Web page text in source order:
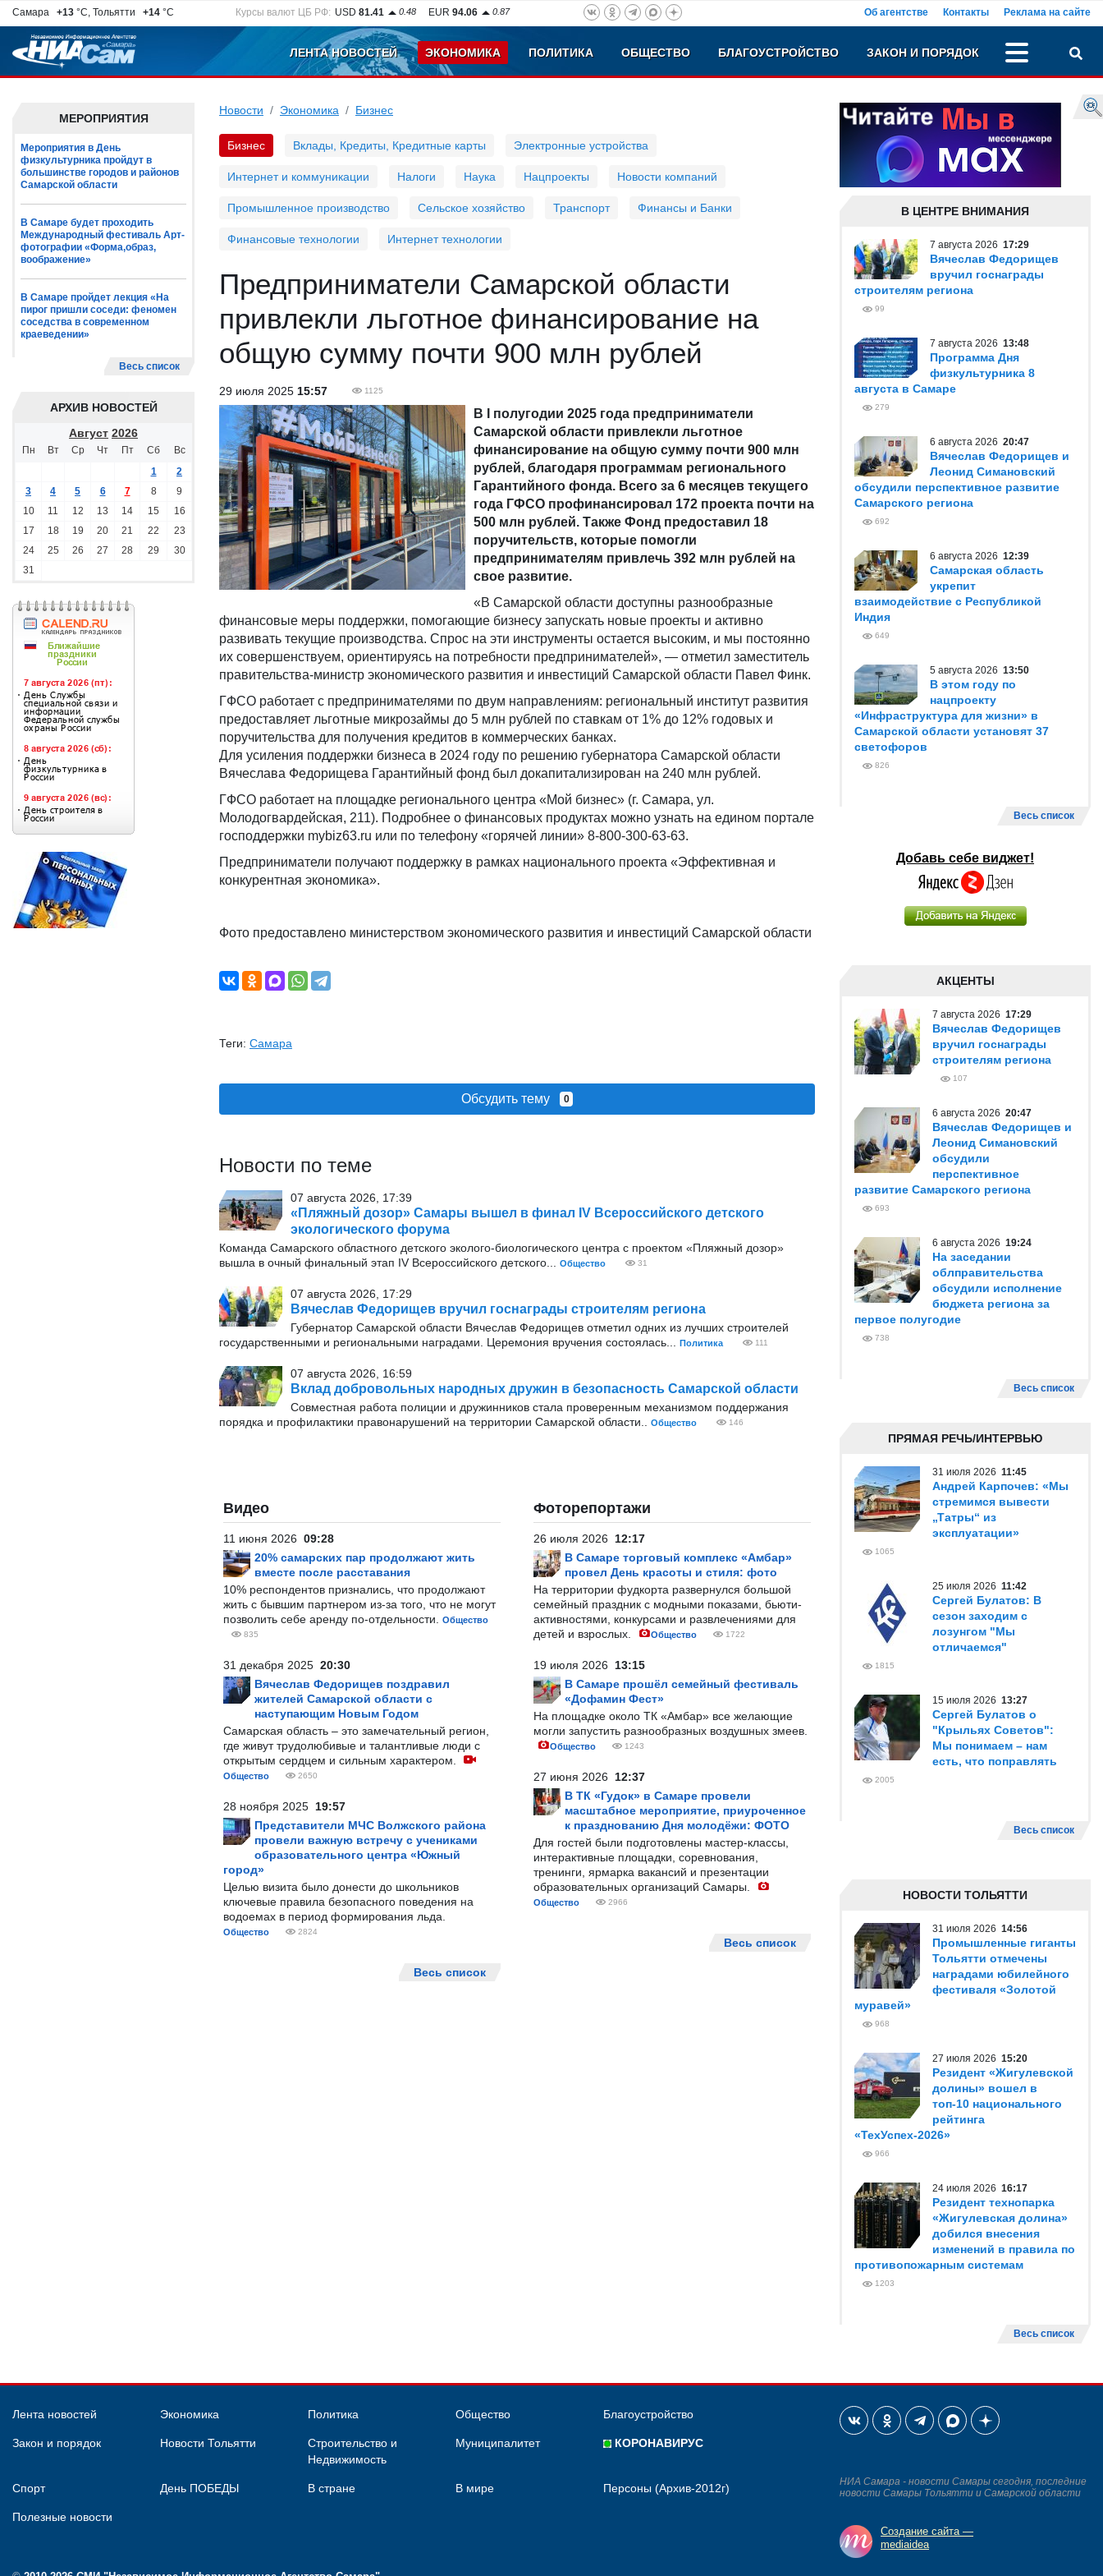
Самара +13 °C, Тольятти +14 °C Курсы валют ЦБ РФ: USD 81.41 0.48 EUR 94.06 0.87 Об агентстве Контакты Реклама на сайте
ЛЕНТА НОВОСТЕЙ ЭКОНОМИКА ПОЛИТИКА ОБЩЕСТВО БЛАГОУСТРОЙСТВО ЗАКОН И ПОРЯДОК
МЕРОПРИЯТИЯ
Мероприятия в День
физкультурника пройдут в
большинстве городов и районов
Самарской области
В Самаре будет проходить
Международный фестиваль Арт-
фотографии «Форма,образ,
воображение»
В Самаре пройдет лекция «На
пирог пришли соседи: феномен
соседства в современном
краеведении»
Весь список
АРХИВ НОВОСТЕЙ
Август 2026
Пн Вт Ср Чт Пт Сб
Вс
1
2
3
4 5 6 7 8
9
10
11 12 13 14 15
16
17
18 19 20 21 22
23
24
25 26 27 28 29
30
31
Новости Экономика Бизнес
Бизнес Вклады, Кредиты, Кредитные карты Электронные устройства
Интернет и коммуникации Налоги Наука Нацпроекты Новости компаний
Промышленное производство Сельское хозяйство Транспорт Финансы и Банки
Финансовые технологии Интернет технологии
Предприниматели Самарской области
привлекли льготное финансирование на
общую сумму почти 900 млн рублей
29 июля 2025 15:57 1125
В I полугодии 2025 года предприниматели
Самарской области привлекли льготное
финансирование на общую сумму почти 900 млн
рублей, благодаря программам регионального
Гарантийного фонда. Всего за 6 месяцев текущего
года ГФСО профинансировал 172 проекта почти на
500 млн рублей. Также Фонд предоставил 18
поручительств, которые помогли
предпринимателям привлечь 392 млн рублей на
свое развитие.
«В Самарской области доступны разнообразные
финансовые меры поддержки, помогающие бизнесу запускать новые проекты и активно
развивать текущие производства. Спрос на эти инструменты остается высоким, и мы постоянно
их совершенствуем, ориентируясь на потребности предпринимателей», — отметил заместитель
правительства-министр экономического развития и инвестиций Самарской области Павел Финк.
ГФСО работает с предпринимателями по двум направлениям: региональный институт развития
предоставляет льготные микрозаймы до 5 млн рублей по ставкам от 1% до 12% годовых и
поручительства для получения кредитов в коммерческих банках.
Для усиления поддержки бизнеса в 2024 году по решению губернатора Самарской области
Вячеслава Федорищева Гарантийный фонд был докапитализирован на 240 млн рублей.
ГФСО работает на площадке регионального центра «Мой бизнес» (г. Самара, ул.
Молодогвардейская, 211). Подробнее о финансовых продуктах можно узнать на едином портале
господдержки mybiz63.ru или по телефону «горячей линии» 8-800-300-63-63.
Предприниматели получают поддержку в рамках национального проекта «Эффективная и
конкурентная экономика».
Фото предоставлено министерством экономического развития и инвестиций Самарской области
Теги: Самара
Обсудить тему 0
Новости по теме
07 августа 2026, 17:39
«Пляжный дозор» Самары вышел в финал IV Всероссийского детского
экологического форума
Команда Самарского областного детского эколого-биологического центра с проектом «Пляжный дозор»
вышла в очный финальный этап IV Всероссийского детского...
Общество 31
07 августа 2026, 17:29
Вячеслав Федорищев вручил госнаграды строителям региона
Губернатор Самарской области Вячеслав Федорищев отметил одних из лучших строителей
государственными и региональными наградами. Церемония вручения состоялась...
Политика 111
07 августа 2026, 16:59
Вклад добровольных народных дружин в безопасность Самарской области
Совместная работа полиции и дружинников стала проверенным механизмом поддержания
порядка и профилактики правонарушений на территории Самарской области..
Общество 146
Видео
11 июня 2026 09:28
20% самарских пар продолжают жить
вместе после расставания
10% респондентов признались, что продолжают
жить с бывшим партнером из-за того, что не могут
позволить себе аренду по-отдельности.
Общество
835
31 декабря 2025 20:30
Вячеслав Федорищев поздравил
жителей Самарской области с
наступающим Новым Годом
Самарская область – это замечательный регион,
где живут трудолюбивые и талантливые люди с
открытым сердцем и сильным характером.
Общество 2650
28 ноября 2025 19:57
Представители МЧС Волжского района
провели важную встречу с учениками
образовательного центра «Южный
город»
Целью визита было донести до школьников
ключевые правила безопасного поведения на
водоемах в период формирования льда.
Общество 2824
Весь список
Фоторепортажи
26 июля 2026 12:17
В Самаре торговый комплекс «Амбар»
провел День красоты и стиля: фото
На территории фудкорта развернулся большой
семейный праздник с модными показами, бьюти-
активностями, конкурсами и развлечениями для
детей и взрослых.
Общество 1722
19 июля 2026 13:15
В Самаре прошёл семейный фестиваль
«Дофамин Фест»
На площадке около ТК «Амбар» все желающие
могли запустить разнообразных воздушных змеев.
Общество 1243
27 июня 2026 12:37
В ТК «Гудок» в Самаре провели
масштабное мероприятие, приуроченное
к празднованию Дня молодёжи: ФОТО
Для гостей были подготовлены мастер-классы,
интерактивные площадки, соревнования,
тренинги, ярмарка вакансий и презентации
образовательных организаций Самары.
Общество 2966
Весь список
В ЦЕНТРЕ ВНИМАНИЯ
7 августа 2026 17:29
Вячеслав Федорищев
вручил госнаграды
строителям региона
99
7 августа 2026 13:48
Программа Дня
физкультурника 8
августа в Самаре
279
6 августа 2026 20:47
Вячеслав Федорищев и
Леонид Симановский
обсудили перспективное развитие
Самарского региона
692
6 августа 2026 12:39
Самарская область
укрепит
взаимодействие с Республикой
Индия
649
5 августа 2026 13:50
В этом году по
нацпроекту
«Инфраструктура для жизни» в
Самарской области установят 37
светофоров
826
Весь список
Добавь себе виджет!
АКЦЕНТЫ
7 августа 2026 17:29
Вячеслав Федорищев
вручил госнаграды
строителям региона
107
6 августа 2026 20:47
Вячеслав Федорищев и
Леонид Симановский
обсудили
перспективное
развитие Самарского региона
693
6 августа 2026 19:24
На заседании
облправительства
обсудили исполнение
бюджета региона за
первое полугодие
738
Весь список
ПРЯМАЯ РЕЧЬ/ИНТЕРВЬЮ
31 июля 2026 11:45
Андрей Карпочев: «Мы
стремимся вывести
„Татры“ из
эксплуатации»
1065
25 июля 2026 11:42
Сергей Булатов: В
сезон заходим с
лозунгом "Мы
отличаемся"
1815
15 июля 2026 13:27
Сергей Булатов о
"Крыльях Советов":
Мы понимаем – нам
есть, что поправлять
2005
Весь список
НОВОСТИ ТОЛЬЯТТИ
31 июля 2026 14:56
Промышленные гиганты
Тольятти отмечены
наградами юбилейного
фестиваля «Золотой
муравей»
968
27 июля 2026 15:20
Резидент «Жигулевской
долины» вошел в
топ-10 национального
рейтинга
«ТехУспех-2026»
966
24 июля 2026 16:17
Резидент технопарка
«Жигулевская долина»
добился внесения
изменений в правила по
противопожарным системам
1203
Весь список
Лента новостей Экономика Политика Общество Благоустройство
Закон и порядок Новости Тольятти
Строительство и
Недвижимость
Муниципалитет КОРОНАВИРУС
Спорт День ПОБЕДЫ В стране В мире Персоны (Архив-2012г)
Полезные новости
НИА Самара - новости Самары сегодня, последние
новости Самары Тольятти и Самарской области
Создание сайта —
mediaidea